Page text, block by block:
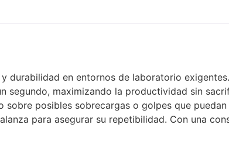
durabilidad en entornos de laboratorio
maximizando la productividad sin
posibles sobrecargas o golpes que
para asegurar su repetibilidad. Con una